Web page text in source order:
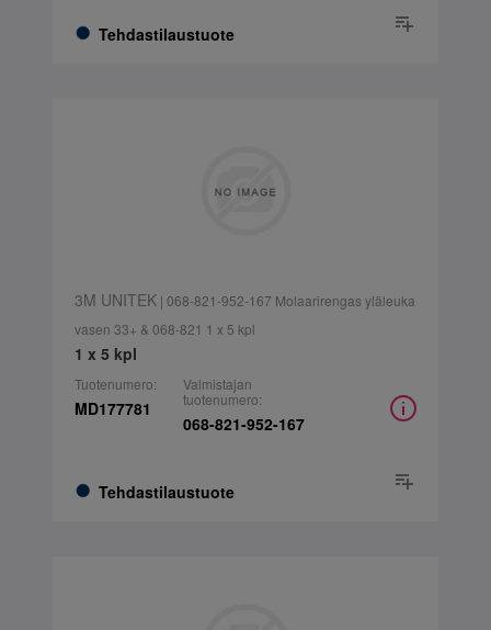
Tehdastilaustuote
3M UNITEK| 068-821-952-167 Molaarirengas yläleuka
vasen 33+ & 068-821 1 x 5 kpl
1 x 5 kpl
Tuotenumero:
MD177781
Tehdastilaustuote
Valmistajan
tuotenumero:
068-821-952-167